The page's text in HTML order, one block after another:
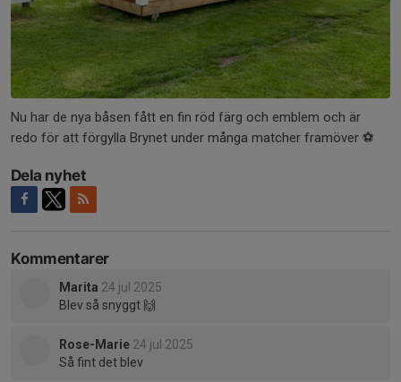
Nu har de nya båsen fått en fin röd färg och emblem och är
redo för att förgylla Brynet under många matcher framöver ⚽️
Dela nyhet
Kommentarer
Marita 24 jul 2025
Blev så snyggt 🙌
Rose-Marie 24 jul 2025
Så fint det blev